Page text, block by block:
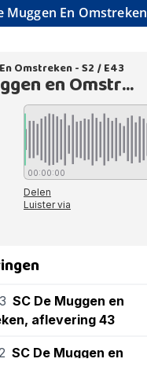
Muggen En Omstreken